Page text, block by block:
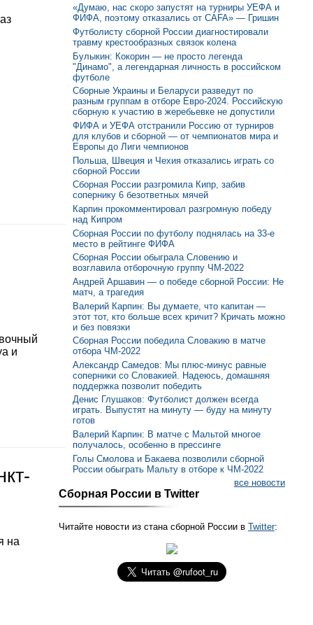
и
на
«Думаю, нас скоро запустят на турниры УЕФА и
ФИФА, поэтому отказались от CAFA» — Гришин
Футболисту сборной России диагностировали
травму крестообразных связок колена
Булыкин: Кокорин — не просто легенда
"Динамо", а легендарная личность в российском
футболе
Сборные Украины и Беларуси разведут по
разным группам в отборе Евро-2024. Российскую
сборную к участию в жеребьевке не допустили
ФИФА и УЕФА отстранили Россию от турниров
для клубов и сборной — от чемпионатов мира и
Европы до Лиги чемпионов
Польша, Швеция и Чехия отказались играть со
сборной России
Сборная России разгромила Кипр, забив
сопернику 6 безответных мячей
Карпин прокомментировал разгромную победу
над Кипром
Сборная России по футболу поднялась на 33-е
место в рейтинге ФИФА
Сборная России обыграла Словению и
возглавила отборочную группу ЧМ-2022
Андрей Аршавин — о победе сборной России: Не
матч, а трагедия
Валерий Карпин: Вы думаете, что капитан —
этот тот, кто больше всех кричит? Кричать можно
и без повязки
Сборная России победила Словакию в матче
отбора ЧМ-2022
Александр Самедов: Мы плюс-минус равные
соперники со Словакией. Надеюсь, домашняя
поддержка позволит победить
Денис Глушаков: Футболист должен всегда
играть. Выпустят на минуту — буду на минуту
готов
Валерий Карпин: В матче с Мальтой многое
получалось, особенно в прессинге
Голы Смолова и Бакаева позволили сборной
России обыграть Мальту в отборе к ЧМ-2022
все новости
Сборная России в Twitter
Читайте новости из стана сборной России в Twitter: